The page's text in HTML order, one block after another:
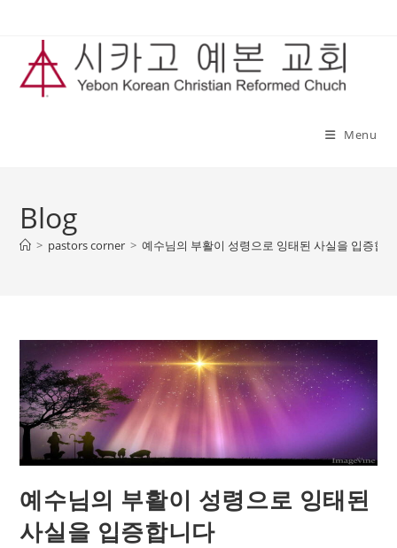
content
Menu
Blog
> pastors corner > 예수님의 부활이 성령으로 잉태된 사실을 입증합
예수님의 부활이 성령으로 잉태된
사실을 입증합니다